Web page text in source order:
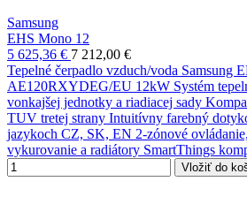
Samsung
EHS Mono 12
5 625,36 € 7 212,00 €
Tepelné čerpadlo vzduch/voda Samsung
AE120RXYDEG/EU 12kW Systém
vonkajšej jednotky a riadiacej sady
TUV tretej strany Intuitívny farebný
jazykoch CZ, SK, EN 2-zónové
vykurovanie a radiátory SmartThings
Vložiť do